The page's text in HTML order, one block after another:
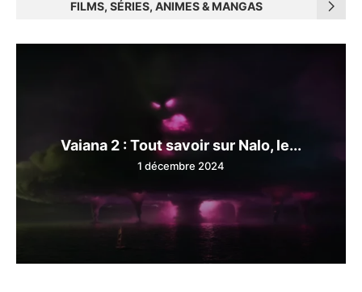
FILMS, SÉRIES, ANIMES & MANGAS
Vaiana 2 : Tout savoir sur Nalo, le...
1 décembre 2024